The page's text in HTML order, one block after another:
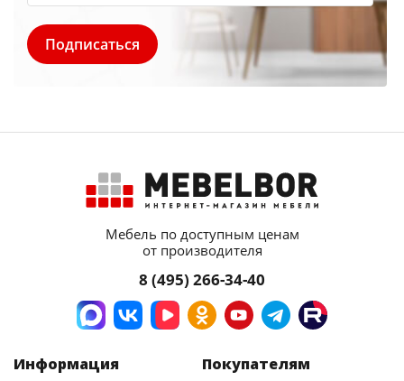
Мебель по доступным ценам
от производителя
8 (495) 266-34-40
Информация
Покупателям